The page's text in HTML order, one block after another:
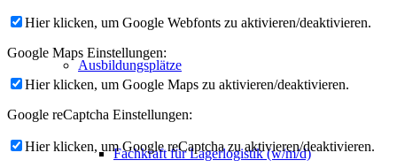
Ausbildungsplätze
Fachkraft für Lagerlogistik (w/m/d)
Hier klicken, um Google Webfonts zu aktivieren/deaktivieren.
Google Maps Einstellungen:
Hier klicken, um Google Maps zu aktivieren/deaktivieren.
Google reCaptcha Einstellungen:
Hier klicken, um Google reCaptcha zu aktivieren/deaktivieren.